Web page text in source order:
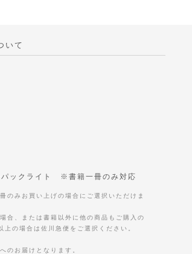
いて
パックライト ※書籍一冊のみ対応
のみお買い上げの場合にご選択いただけま
合、または書籍以外に他の商品もご購入の
上の場合は佐川急便をご選択ください。
のお届けとなります。